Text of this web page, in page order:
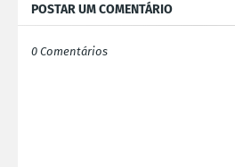
POSTAR UM COMENTÁRIO
0 Comentários